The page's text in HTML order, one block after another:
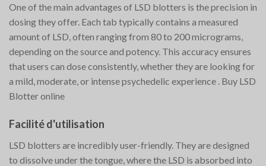
One of the main advantages of LSD blotters is the precision in
dosing they offer. Each tab typically contains a measured
amount of LSD, often ranging from 80 to 200 micrograms,
depending on the source and potency. This accuracy ensures
that users can dose consistently, whether they are looking for
a mild, moderate, or intense psychedelic experience​ ​. Buy LSD
Blotter online
Facilité d'utilisation
LSD blotters are incredibly user-friendly. They are designed
to dissolve under the tongue, where the LSD is absorbed into